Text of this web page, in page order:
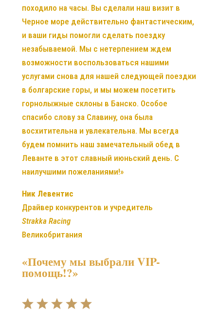
походило на часы. Вы сделали наш визит в
Черное море действительно фантастическим,
и ваши гиды помогли сделать поездку
незабываемой. Мы с нетерпением ждем
возможности воспользоваться нашими
услугами снова для нашей следующей поездки
в болгарские горы, и мы можем посетить
горнолыжные склоны в Банско. Особое
спасибо слову за Славину, она была
восхитительна и увлекательна. Мы всегда
будем помнить наш замечательный обед в
Леванте в этот славный июньский день. С
наилучшими пожеланиями!»
Ник Левентис
Драйвер конкурентов и учредитель
Strakka Racing
Великобритания
«Почему мы выбрали VIP-
помощь!?»